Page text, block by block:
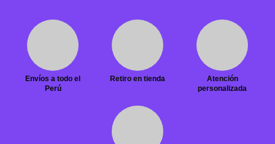
Envíos a todo el
Perú
Retiro en tienda
Atención
personalizada